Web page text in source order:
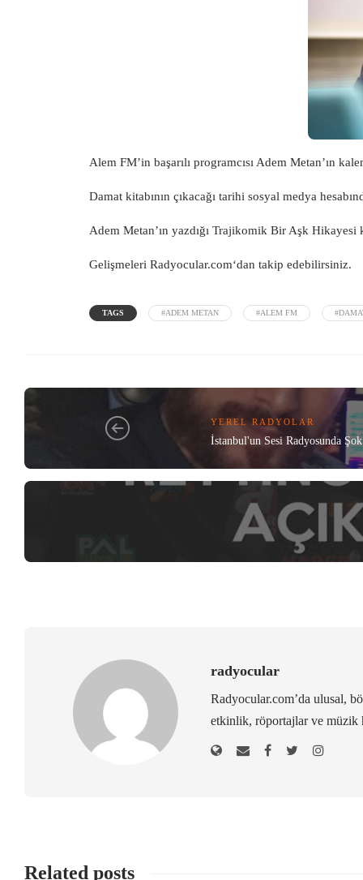
Alem FM’in başarılı programcısı Adem Metan’ın
Damat kitabının çıkacağı tarihi sosyal medya
Adem Metan’ın yazdığı Trajikomik Bir Aşk
Gelişmeleri Radyocular.com‘dan takip edebilirsiniz.
TAGS #ADEM METAN #ALEM FM
YEREL RADYOLAR
İstanbul'un Sesi Radyosunda
radyocular
Radyocular.com’da ulusal,
etkinlik, röportajlar ve müzik
Related posts